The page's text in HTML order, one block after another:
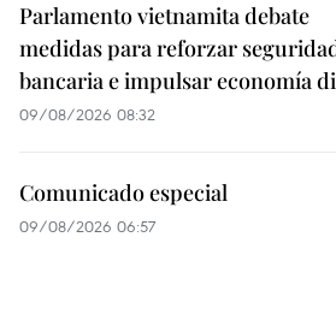
Parlamento vietnamita debate
medidas para reforzar
bancaria e impulsar economía
09/08/2026 08:32
Comunicado especial
09/08/2026 06:57